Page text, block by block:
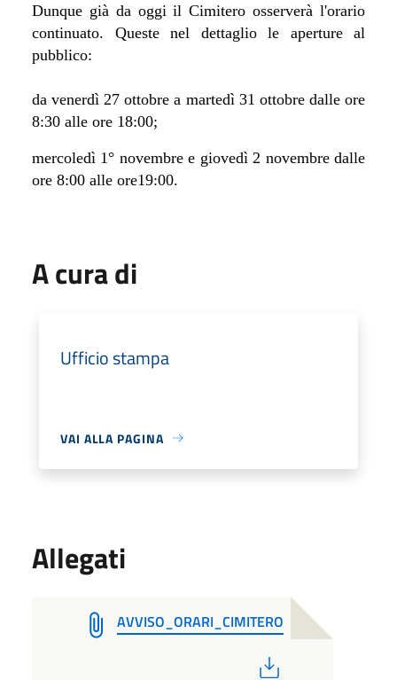
Dunque già da oggi il Cimitero osserverà l'orario
continuato. Queste nel dettaglio le aperture al
pubblico:
da venerdì 27 ottobre a martedì 31 ottobre dalle ore
8:30 alle ore 18:00;
mercoledì 1° novembre e giovedì 2 novembre dalle
ore 8:00 alle ore19:00.
A cura di
Ufficio stampa
VAI ALLA PAGINA
Allegati
AVVISO_ORARI_CIMITERO